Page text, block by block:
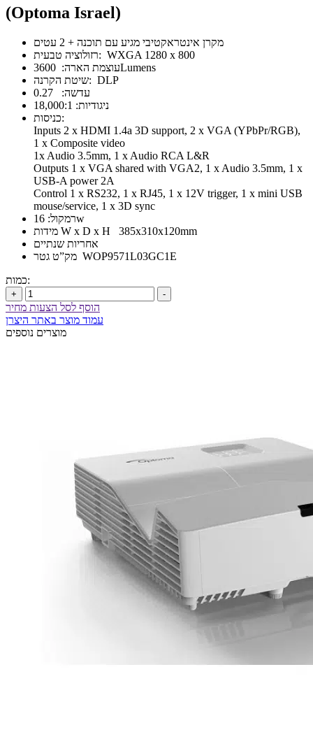
(Optoma Israel)
מקרן אינטראקטיבי מגיע עם תוכנה + 2 עטים
רזולוציה טבעית: WXGA 1280 x 800
עוצמת הארה: 3600Lumens
שיטת הקרנה: DLP
עדשה: 0.27
ניגודיות: 18,000:1
כניסות:
Inputs 2 x HDMI 1.4a 3D support, 2 x VGA (YPbPr/RGB),
1 x Composite video
1x Audio 3.5mm, 1 x Audio RCA L&R
Outputs 1 x VGA shared with VGA2, 1 x Audio 3.5mm, 1 x
USB-A power 2A
Control 1 x RS232, 1 x RJ45, 1 x 12V trigger, 1 x mini USB
mouse/service, 1 x 3D sync
רמקול: 16w
מידות W x D x H 385x310x120mm
אחריות שנתיים
מק”ט גטר WOP9571L03GC1E
כמות:
+ -
הוסף לסל הצעות מחיר
עמוד מוצר באתר היצרן
מוצרים נוספים